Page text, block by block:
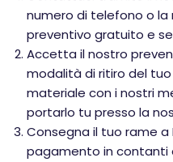
numero di telefono o la
preventivo gratuito e
Accetta il nostro
modalità di ritiro del
materiale con i nostri
portarlo tu presso la
Consegna il tuo rame
pagamento in contanti